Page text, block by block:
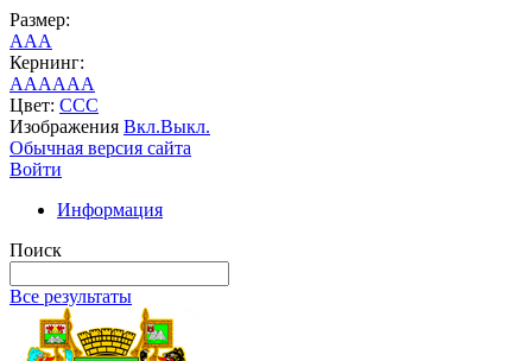
Размер:
AAA
Кернинг:
AAAAAA
Цвет: CCC
Изображения Вкл.Выкл.
Обычная версия сайта
Войти
Информация
Поиск
Все результаты